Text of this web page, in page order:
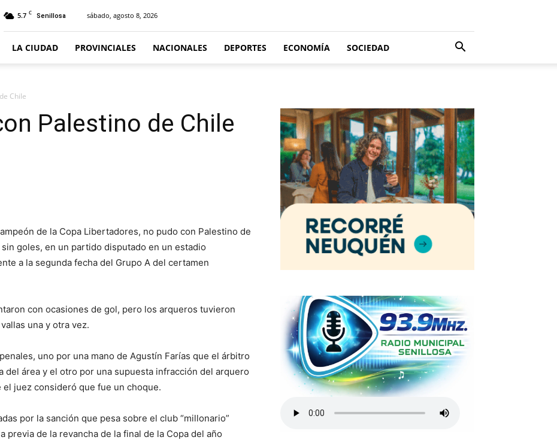
5.7 C Senillosa sábado, agosto 8, 2026
LA CIUDAD PROVINCIALES NACIONALES DEPORTES ECONOMÍA SOCIEDAD
Chile
Palestino de Chile
de la Copa Libertadores, no pudo con Palestino de
goles, en un partido disputado en un estadio
a la segunda fecha del Grupo A del certamen
con ocasiones de gol, pero los arqueros tuvieron
una y otra vez.
uno por una mano de Agustín Farías que el árbitro
del área y el otro por una supuesta infracción del arquero
el juez consideró que fue un choque.
por la sanción que pesa sobre el club “millonario”
de la revancha de la final de la Copa del año